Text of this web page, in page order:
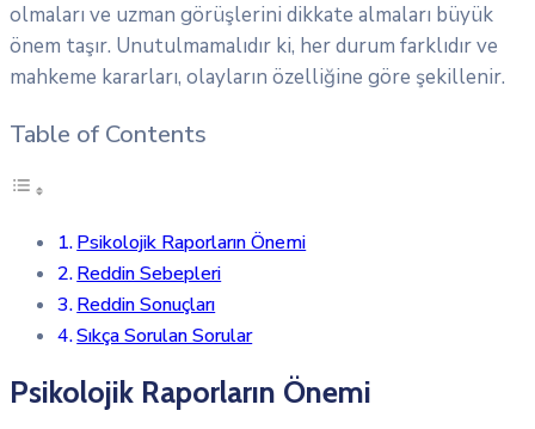
olmaları ve uzman görüşlerini dikkate almaları büyük
önem taşır. Unutulmamalıdır ki, her durum farklıdır ve
mahkeme kararları, olayların özelliğine göre şekillenir.
Table of Contents
Psikolojik Raporların Önemi
Reddin Sebepleri
Reddin Sonuçları
Sıkça Sorulan Sorular
Psikolojik Raporların Önemi